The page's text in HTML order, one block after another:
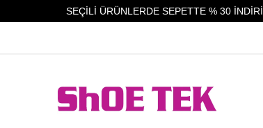
SEÇİLİ ÜRÜNLERDE SEPETTE % 30 İNDİRİM!